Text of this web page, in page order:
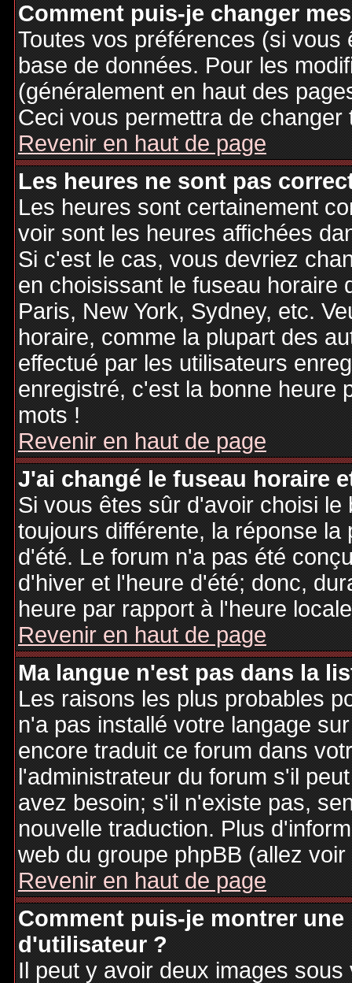
Comment puis-je changer
Toutes vos préférences (si
base de données. Pour les
(généralement en haut des
Ceci vous permettra de
Revenir en haut de page
Les heures ne sont pas
Les heures sont certainement
voir sont les heures affichées
Si c'est le cas, vous devriez
en choisissant le fuseau horaire
Paris, New York, Sydney, etc.
horaire, comme la plupart des
effectué par les utilisateurs
enregistré, c'est la bonne heure
mots !
Revenir en haut de page
J'ai changé le fuseau horaire
Si vous êtes sûr d'avoir choisi
toujours différente, la réponse
d'été. Le forum n'a pas été
d'hiver et l'heure d'été; donc,
heure par rapport à l'heure
Revenir en haut de page
Ma langue n'est pas dans la
Les raisons les plus probables
n'a pas installé votre langage
encore traduit ce forum dans
l'administrateur du forum s'il
avez besoin; s'il n'existe pas,
nouvelle traduction. Plus
web du groupe phpBB (allez
Revenir en haut de page
Comment puis-je montrer
d'utilisateur ?
Il peut y avoir deux images